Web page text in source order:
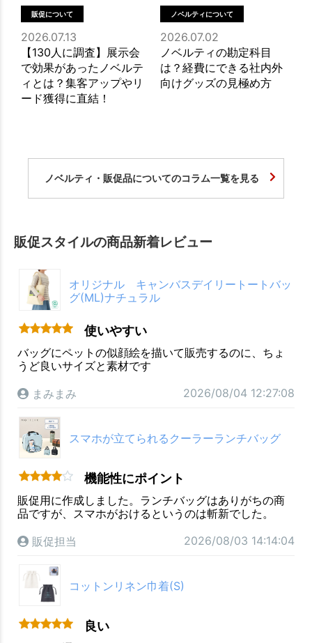
販促について
2026.07.13
【130人に調査】展示会
で効果があったノベルテ
ィとは？集客アップやリ
ード獲得に直結！
ノベルティについて
2026.07.02
ノベルティの勘定科目
は？経費にできる社内外
向けグッズの見極め方
ノベルティ・販促品についてのコラム一覧を見る
販促スタイルの商品新着レビュー
オリジナル キャンバスデイリートートバッ
グ(ML)ナチュラル
使いやすい
バッグにペットの似顔絵を描いて販売するのに、ちょ
うど良いサイズと素材です
まみまみ
2026/08/04 12:27:08
スマホが立てられるクーラーランチバッグ
機能性にポイント
販促用に作成しました。ランチバッグはありがちの商
品ですが、スマホがおけるというのは斬新でした。
販促担当
2026/08/03 14:14:04
コットンリネン巾着(S)
良い